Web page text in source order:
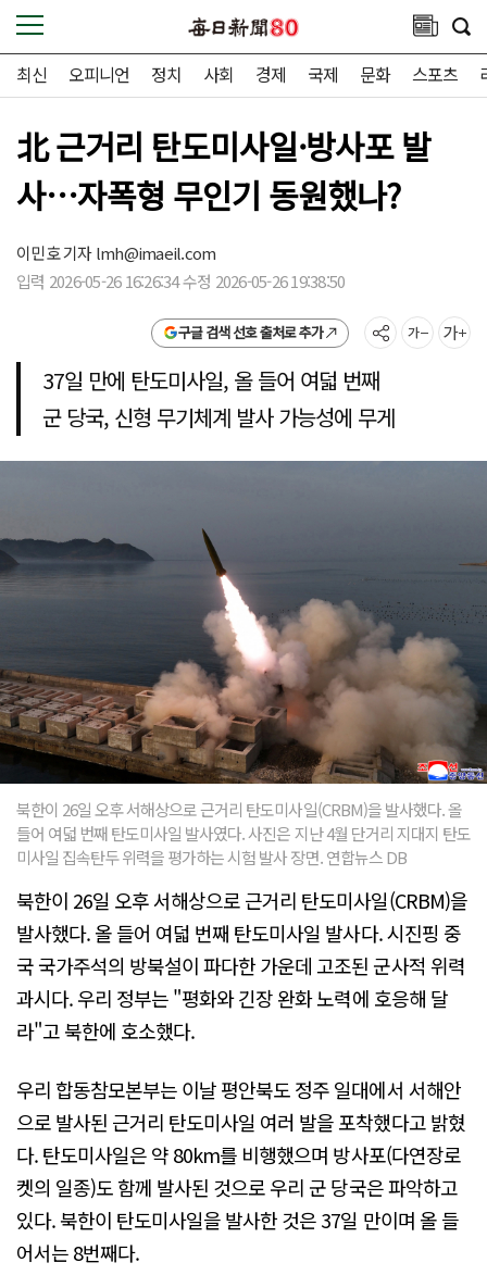
최신 오피니언 정치 사회 경제 국제 문화 스포츠
北 근거리 탄도미사일·방사포 발
사…자폭형 무인기 동원했나?
이민호 기자lmh@imaeil.com
입력 2026-05-26 16:26:34 수정 2026-05-26 19:38:50
구글 검색 선호 출처로 추가
37일 만에 탄도미사일, 올 들어 여덟 번째
군 당국, 신형 무기체계 발사 가능성에 무게
북한이 26일 오후 서해상으로 근거리 탄도미사일(CRBM)을 발사했다. 올
들어 여덟 번째 탄도미사일 발사였다. 사진은 지난 4월 단거리 지대지 탄도
미사일 집속탄두 위력을 평가하는 시험 발사 장면. 연합뉴스 DB
북한이 26일 오후 서해상으로 근거리 탄도미사일(CRBM)을
발사했다. 올 들어 여덟 번째 탄도미사일 발사다. 시진핑 중
국 국가주석의 방북설이 파다한 가운데 고조된 군사적 위력
과시다. 우리 정부는 "평화와 긴장 완화 노력에 호응해 달
라"고 북한에 호소했다.
우리 합동참모본부는 이날 평안북도 정주 일대에서 서해안
으로 발사된 근거리 탄도미사일 여러 발을 포착했다고 밝혔
다. 탄도미사일은 약 80km를 비행했으며 방사포(다연장로
켓의 일종)도 함께 발사된 것으로 우리 군 당국은 파악하고
있다. 북한이 탄도미사일을 발사한 것은 37일 만이며 올 들
어서는 8번째다.